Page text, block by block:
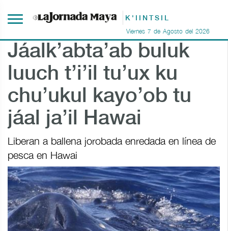
K'IINTSIL
Viernes 7 de Agosto del 2026
Jáalk’abta’ab buluk
luuch t’i’il tu’ux ku
chu’ukul kayo’ob tu
jáal ja’il Hawai
Liberan a ballena jorobada enredada en línea de
pesca en Hawai